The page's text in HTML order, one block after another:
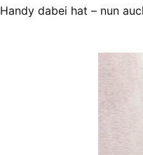
Handy dabei hat – nun